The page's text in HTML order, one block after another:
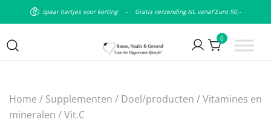
Spaar hartjes voor korting - Gratis verzending NL vanaf Euro 90,-
0
Home / Supplementen / Doel/producten /Vitamines en
mineralen /Vit.C